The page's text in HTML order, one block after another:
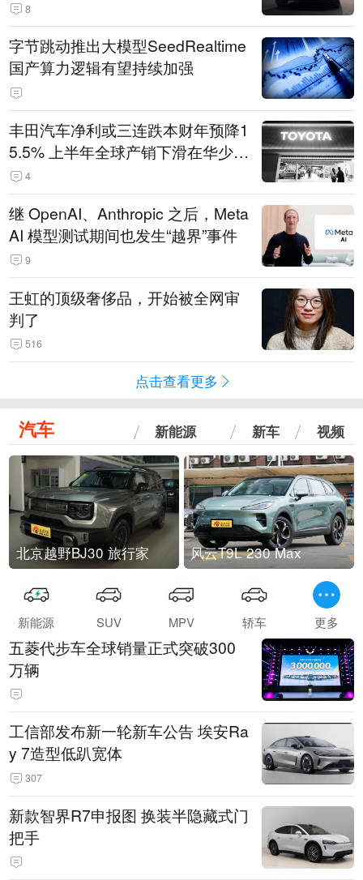
8
字节跳动推出大模型SeedRealtime
国产算力逻辑有望持续加强
丰田汽车净利或三连跌本财年预降1
5.5% 上半年全球产销下滑在华少卖
14.3万辆
4
继 OpenAI、Anthropic 之后，Meta
AI 模型测试期间也发生“越界”事件
9
王虹的顶级奢侈品，开始被全网审
判了
516
点击查看更多
汽车 新能源 新车 视频
北京越野BJ30 旅行家 风云T9L 230 Max
新能源 SUV MPV 轿车 更多
五菱代步车全球销量正式突破300
万辆
工信部发布新一轮新车公告 埃安Ra
y 7造型低趴宽体
307
新款智界R7申报图 换装半隐藏式门
把手